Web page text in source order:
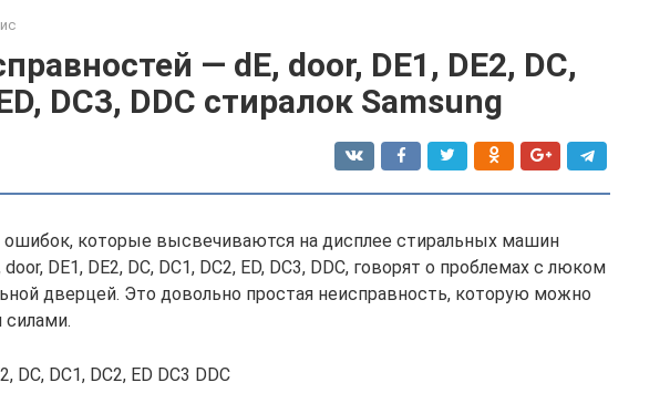
— dE, door, DE1, DE2, DC,
DC3, DDC стиралок Samsung
ошибок, которые высвечиваются на дисплее стиральных машин
DE1, DE2, DC, DC1, DC2, ED, DC3, DDC, говорят о проблемах с люком
дверцей. Это довольно простая неисправность, которую можно
DC, DC1, DC2, ED DC3 DDC